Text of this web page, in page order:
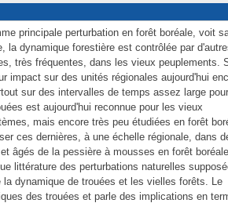
principale perturbation en forêt boréale, voit
la dynamique forestière est contrôlée par
très fréquentes, dans les vieux peuplements.
impact sur des unités régionales aujourd'hui
sur des intervalles de temps assez large
est aujourd'hui reconnue pour les vieux
mais encore très peu étudiées en forêt
ces dernières, à une échelle régionale, dans
âgés de la pessière à mousses en forêt
littérature des perturbations naturelles
dynamique de trouées et les vielles forêts. Le
des trouées et parle des implications en